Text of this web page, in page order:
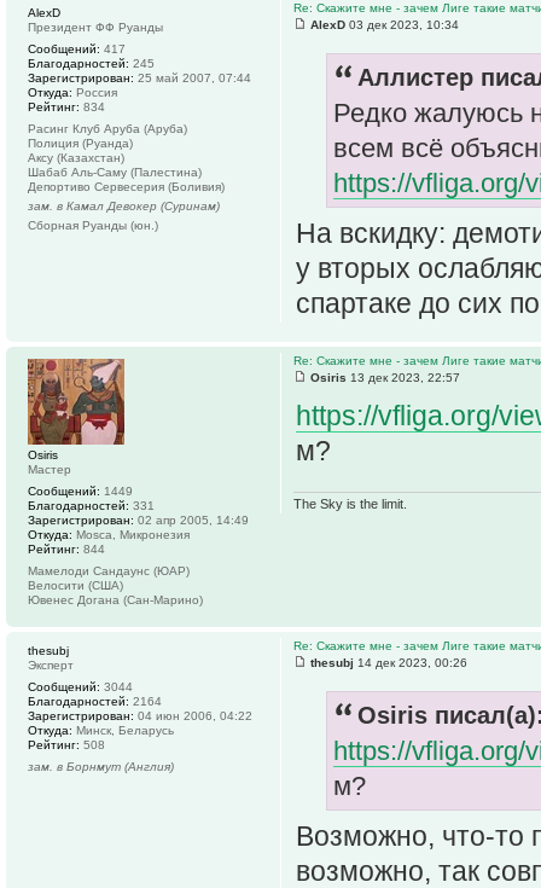
Re: Скажите мне - зачем Лиге такие
AlexD 03 дек 2023, 10:34
Аллистер
Редко жалуюсь
всем всё
https://vfliga.org/
На вскидку:
у вторых
спартаке до сих
AlexD
Президент ФФ Руанды
Сообщений: 417
Благодарностей: 245
Зарегистрирован: 25 май 2007, 07:44
Откуда: Россия
Рейтинг: 834
Расинг Клуб Аруба (Аруба)
Полиция (Руанда)
Аксу (Казахстан)
Шабаб Аль-Саму (Палестина)
Депортиво Сервесерия (Боливия)
зам. в Камал Девокер (Суринам)
Сборная Руанды (юн.)
Re: Скажите мне - зачем Лиге такие
Osiris 13 дек 2023, 22:57
https://vfliga.org/
м?
The Sky is the limit.
Osiris
Мастер
Сообщений: 1449
Благодарностей: 331
Зарегистрирован: 02 апр 2005, 14:49
Откуда: Mosca, Микронезия
Рейтинг: 844
Мамелоди Сандаунс (ЮАР)
Велосити (США)
Ювенес Догана (Сан-Марино)
Re: Скажите мне - зачем Лиге такие
thesubj 14 дек 2023, 00:26
Osiris
https://vfliga.org/
м?
Возможно, что-то
возможно, так
thesubj
Эксперт
Сообщений: 3044
Благодарностей: 2164
Зарегистрирован: 04 июн 2006, 04:22
Откуда: Минск, Беларусь
Рейтинг: 508
зам. в Борнмут (Англия)